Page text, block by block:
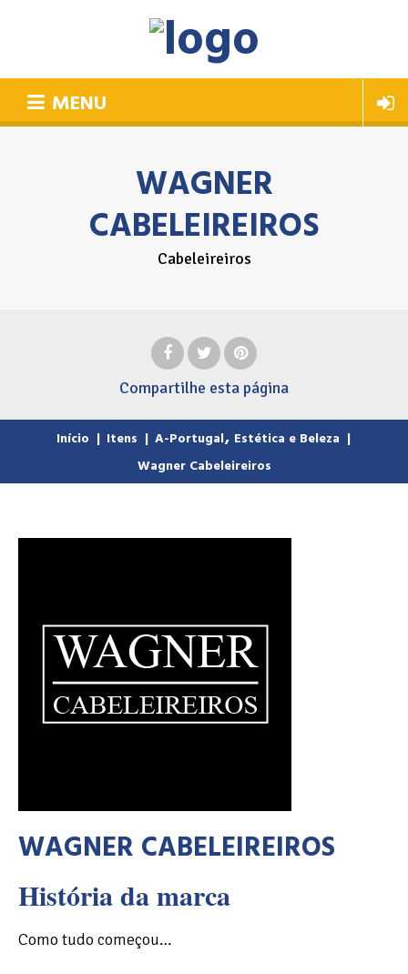
MENU
WAGNER
CABELEIREIROS
Cabeleireiros
Compartilhe esta página
Início | Itens | A-Portugal, Estética e Beleza |
Wagner Cabeleireiros
WAGNER CABELEIREIROS
Históriada marca
Como tudo começou…